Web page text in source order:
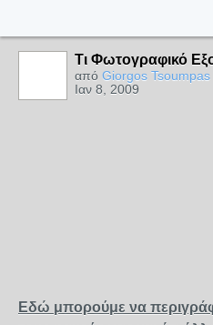
Τι Φωτογραφικό
από Giorgos
Ιαν 8, 2009
Εδώ μπορούμε να